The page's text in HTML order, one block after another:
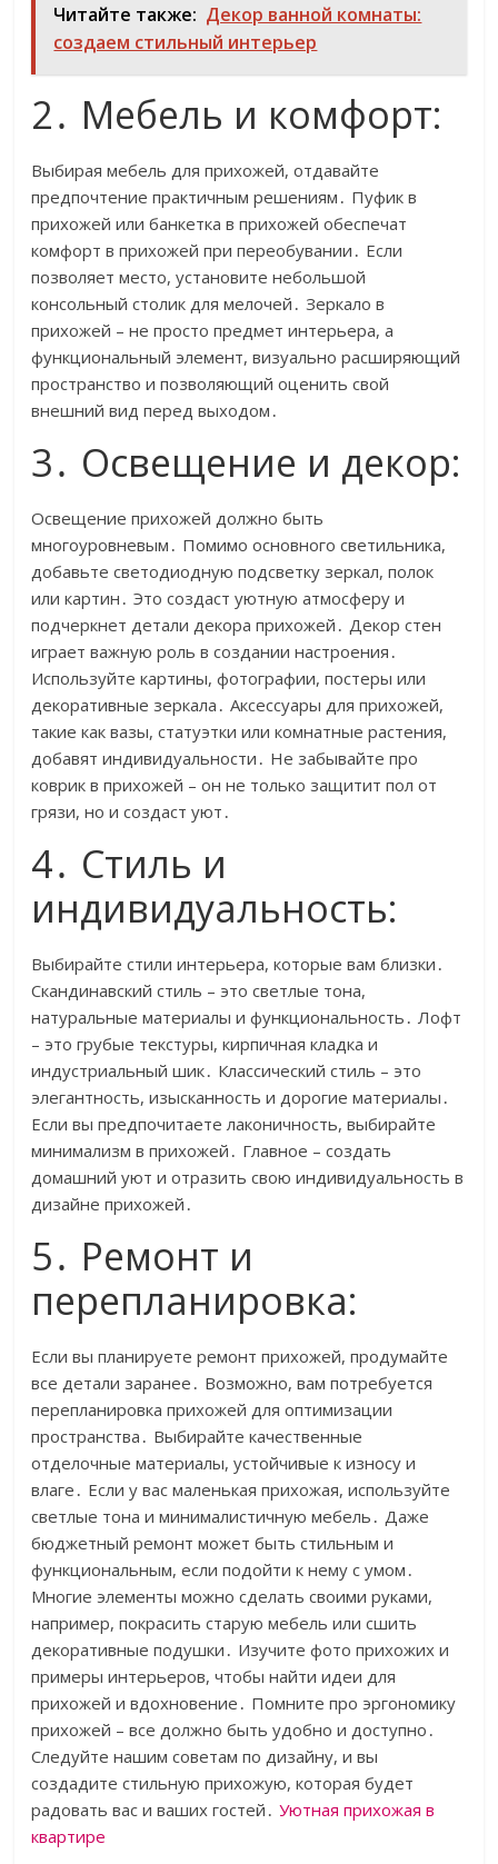
Читайте также: Декор ванной комнаты:
создаем стильный интерьер
2․ Мебель и комфорт:
Выбирая мебель для прихожей, отдавайте
предпочтение практичным решениям․ Пуфик в
прихожей или банкетка в прихожей обеспечат
комфорт в прихожей при переобувании․ Если
позволяет место, установите небольшой
консольный столик для мелочей․ Зеркало в
прихожей – не просто предмет интерьера, а
функциональный элемент, визуально расширяющий
пространство и позволяющий оценить свой
внешний вид перед выходом․
3․ Освещение и декор:
Освещение прихожей должно быть
многоуровневым․ Помимо основного светильника,
добавьте светодиодную подсветку зеркал, полок
или картин․ Это создаст уютную атмосферу и
подчеркнет детали декора прихожей․ Декор стен
играет важную роль в создании настроения․
Используйте картины, фотографии, постеры или
декоративные зеркала․ Аксессуары для прихожей,
такие как вазы, статуэтки или комнатные растения,
добавят индивидуальности․ Не забывайте про
коврик в прихожей – он не только защитит пол от
грязи, но и создаст уют․
4․ Стиль и
индивидуальность:
Выбирайте стили интерьера, которые вам близки․
Скандинавский стиль – это светлые тона,
натуральные материалы и функциональность․ Лофт
– это грубые текстуры, кирпичная кладка и
индустриальный шик․ Классический стиль – это
элегантность, изысканность и дорогие материалы․
Если вы предпочитаете лаконичность, выбирайте
минимализм в прихожей․ Главное – создать
домашний уют и отразить свою индивидуальность в
дизайне прихожей․
5․ Ремонт и
перепланировка:
Если вы планируете ремонт прихожей, продумайте
все детали заранее․ Возможно, вам потребуется
перепланировка прихожей для оптимизации
пространства․ Выбирайте качественные
отделочные материалы, устойчивые к износу и
влаге․ Если у вас маленькая прихожая, используйте
светлые тона и минималистичную мебель․ Даже
бюджетный ремонт может быть стильным и
функциональным, если подойти к нему с умом․
Многие элементы можно сделать своими руками,
например, покрасить старую мебель или сшить
декоративные подушки․ Изучите фото прихожих и
примеры интерьеров, чтобы найти идеи для
прихожей и вдохновение․ Помните про эргономику
прихожей – все должно быть удобно и доступно․
Следуйте нашим советам по дизайну, и вы
создадите стильную прихожую, которая будет
радовать вас и ваших гостей․Уютная прихожая в
квартире